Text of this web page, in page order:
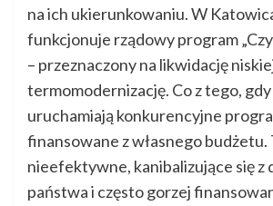
na ich ukierunkowaniu. W
funkcjonuje rządowy program
– przeznaczony na likwidację
termomodernizację. Co z tego,
uruchamiają konkurencyjne
finansowane z własnego budżetu.
nieefektywne, kanibalizujące się z
państwa i często gorzej